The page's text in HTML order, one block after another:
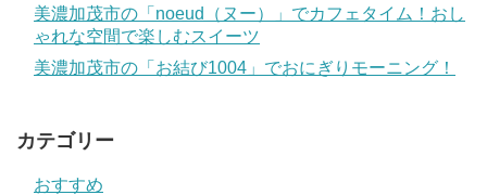
美濃加茂市の「noeud（ヌー）」でカフェタイム！おし
ゃれな空間で楽しむスイーツ
美濃加茂市の「お結び1004」でおにぎりモーニング！
カテゴリー
おすすめ